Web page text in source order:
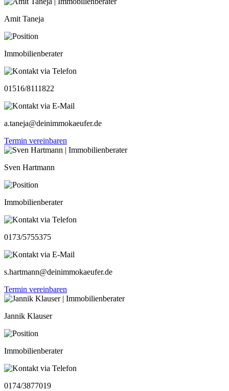
Amit Taneja
Immobilienberater
01516/8111822
a.taneja@deinimmokaeufer.de
Termin vereinbaren
Sven Hartmann
Immobilienberater
0173/5755375
s.hartmann@deinimmokaeufer.de
Termin vereinbaren
Jannik Klauser
Immobilienberater
0174/3877019